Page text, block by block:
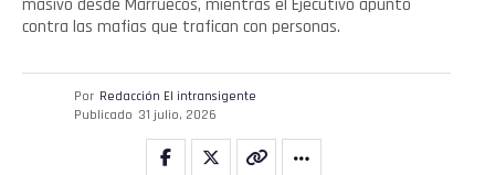
masivo desde Marruecos, mientras el Ejecutivo apuntó
contra las mafias que trafican con personas.
Por Redacción El intransigente
Publicado 31 julio, 2026